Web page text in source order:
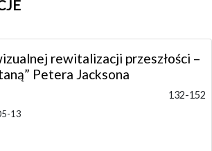
rewitalizacji przeszłości –
Petera Jacksona
132-152
13